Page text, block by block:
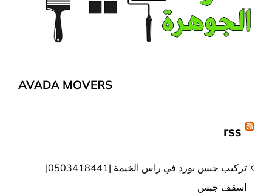
AVADA MOVERS
rss
تركيب جبس بورد في راس الخيمة |0503418441|
اسقف جبس